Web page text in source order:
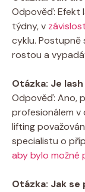
Odpověď: Efekt
týdny, v
cyklu. Postupně
⁢rostou a‌
Otázka: Je
Odpověď: Ano,
profesionálem v
lifting
specialistu o
aby bylo možné
Otázka: Jak